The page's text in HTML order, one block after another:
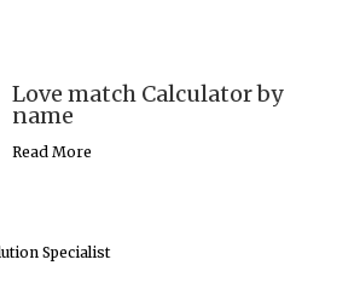
Love match Calculator by
name
Read More
Specialist